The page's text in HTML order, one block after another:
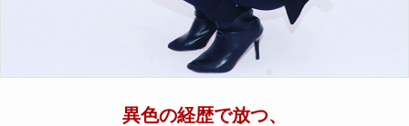
異色の経歴で放つ、